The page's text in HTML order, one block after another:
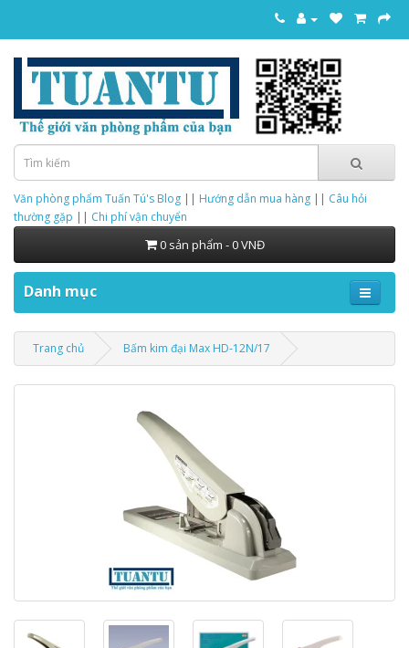
Văn phòng phẩm Tuấn Tú's Blog || Hướng dẫn mua hàng || Câu hỏi
thường gặp || Chi phí vận chuyển
0 sản phẩm - 0 VNĐ
Danh mục
Trang chủ Bấm kim đại Max HD-12N/17